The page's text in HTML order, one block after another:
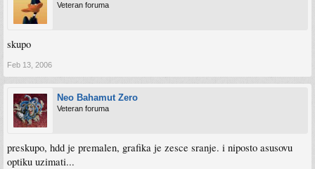
Veteran foruma
skupo
Feb 13, 2006
Neo Bahamut Zero
Veteran foruma
preskupo, hdd je premalen, grafika je zesce sranje. i niposto asusovu
optiku uzimati...